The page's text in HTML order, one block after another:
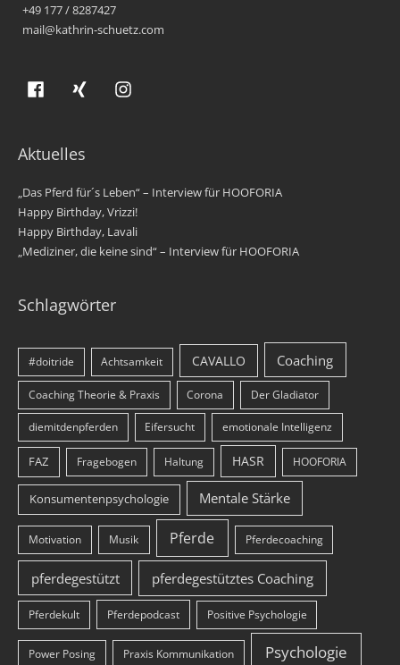
+49 177 / 8287427
mail@kathrin-schuetz.com
Aktuelles
„Das Pferd für´s Leben“ – Interview für HOOFORIA
Happy Birthday, Vrizzi!
Happy Birthday, Lavali
„Mediziner, die keine sind“ – Interview für HOOFORIA
Schlagwörter
#doitride Achtsamkeit CAVALLO Coaching
Coaching Theorie & Praxis Corona Der Gladiator
diemitdenpferden Eifersucht emotionale Intelligenz
FAZ Fragebogen Haltung HASR HOOFORIA
Konsumentenpsychologie Mentale Stärke
Motivation Musik Pferde Pferdecoaching
pferdegestützt pferdegestütztes Coaching
Pferdekult Pferdepodcast Positive Psychologie
Power Posing Praxis Kommunikation Psychologie